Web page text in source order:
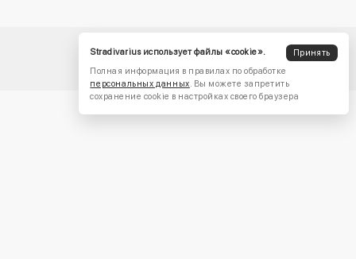
Stradivarius использует файлы «cookie».
Принять
Полная информация в правилах по обработке
персональных данных. Вы можете запретить
сохранение cookie в настройках своего браузера